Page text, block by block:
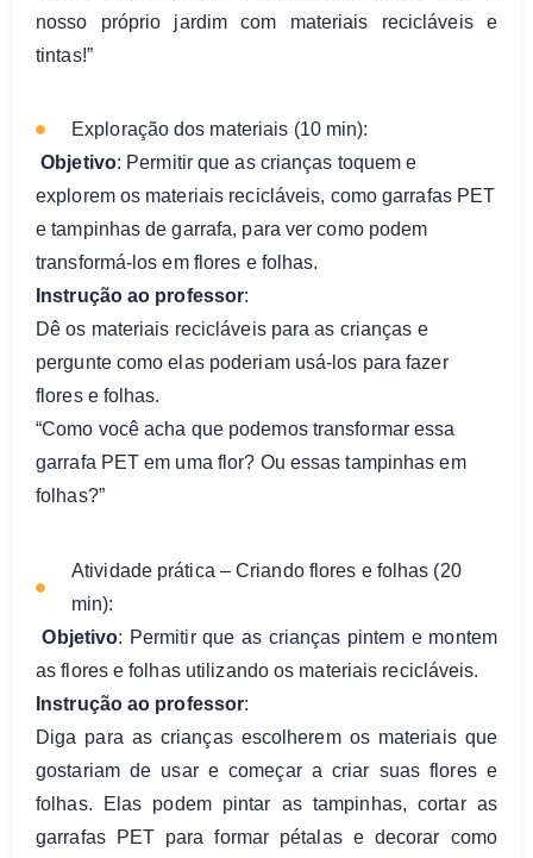
nosso próprio jardim com materiais recicláveis e
tintas!”
Exploração dos materiais (10 min):
Objetivo: Permitir que as crianças toquem e
explorem os materiais recicláveis, como garrafas PET
e tampinhas de garrafa, para ver como podem
transformá-los em flores e folhas.
Instrução ao professor:
Dê os materiais recicláveis para as crianças e
pergunte como elas poderiam usá-los para fazer
flores e folhas.
“Como você acha que podemos transformar essa
garrafa PET em uma flor? Ou essas tampinhas em
folhas?”
Atividade prática – Criando flores e folhas (20
min):
Objetivo: Permitir que as crianças pintem e montem
as flores e folhas utilizando os materiais recicláveis.
Instrução ao professor:
Diga para as crianças escolherem os materiais que
gostariam de usar e começar a criar suas flores e
folhas. Elas podem pintar as tampinhas, cortar as
garrafas PET para formar pétalas e decorar como